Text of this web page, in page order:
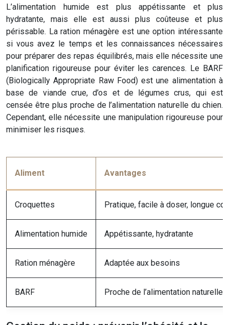
L’alimentation humide est plus appétissante et plus
hydratante, mais elle est aussi plus coûteuse et plus
périssable. La ration ménagère est une option intéressante
si vous avez le temps et les connaissances nécessaires
pour préparer des repas équilibrés, mais elle nécessite une
planification rigoureuse pour éviter les carences. Le BARF
(Biologically Appropriate Raw Food) est une alimentation à
base de viande crue, d’os et de légumes crus, qui est
censée être plus proche de l’alimentation naturelle du chien.
Cependant, elle nécessite une manipulation rigoureuse pour
minimiser les risques.
Aliment Avantages
Croquettes Pratique, facile à doser, longue
Alimentation humide Appétissante, hydratante
Ration ménagère Adaptée aux besoins
BARF Proche de l’alimentation naturelle